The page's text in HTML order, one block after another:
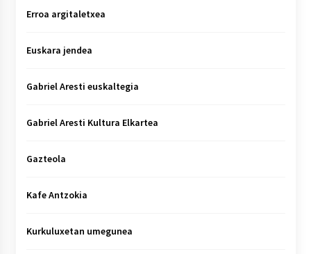
Erroa argitaletxea
Euskara jendea
Gabriel Aresti euskaltegia
Gabriel Aresti Kultura Elkartea
Gazteola
Kafe Antzokia
Kurkuluxetan umegunea